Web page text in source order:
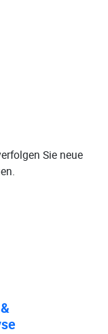
Sie neue